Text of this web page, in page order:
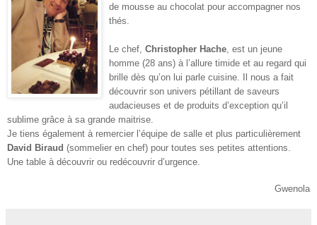
de mousse au chocolat pour accompagner nos
thés.
Le chef, Christopher Hache , est un jeune
homme (28 ans) à l’allure timide et au regard qui
brille dès qu’on lui parle cuisine. Il nous a fait
découvrir son univers pétillant de saveurs
audacieuses et de produits d’exception qu’il
sublime grâce à sa grande maitrise.
Je tiens également à remercier l’équipe de salle et plus particulièrement
David Biraud (sommelier en chef) pour toutes ses petites attentions.
Une table à découvrir ou redécouvrir d’urgence.
Gwenola